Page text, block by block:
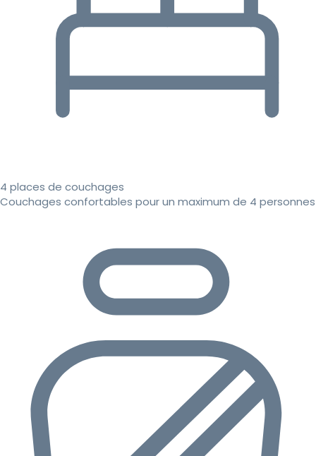
4 places de couchages
Couchages confortables pour un maximum de 4 personnes